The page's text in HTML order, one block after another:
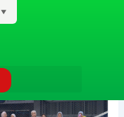
▼